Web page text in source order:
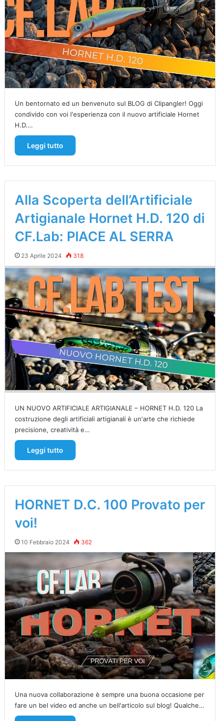
Un bentornato ed un benvenuto sul BLOG di Clipangler! Oggi
condivido con voi l'esperienza con il nuovo artificiale Hornet
H.D.…
Leggi tutto
Alla Scoperta dell’Artificiale
Artigianale Hornet H.D. 120 di
CF.Lab: PIACE AL SERRA
23 Aprile 2024 318
UN NUOVO ARTIFICIALE ARTIGIANALE – HORNET H.D. 120 La
costruzione degli artificiali artigianali è un'arte che richiede
precisione, creatività e…
Leggi tutto
HORNET D.C. 100 Provato per
voi!
10 Febbraio 2024 362
Una nuova collaborazione è sempre una buona occasione per
fare un bel video ed anche un bell'articolo sul blog! Qualche…